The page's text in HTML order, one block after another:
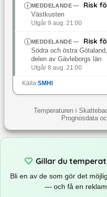
MEDDELANDE— Risk
Västkusten
Utgår 9 aug. 21:00
MEDDELANDE— Risk
Södra och östra
delen av Gävleborgs län
Utgår 8 aug. 21:00
Källa:SMHI
Temperaturen i
Prognosdata
Gillar du
Bli en av de som gör det
— och få en